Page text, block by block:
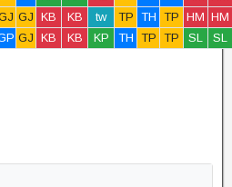
GJ KB KB tw TP TH TP HM HM
GJ KB KB KP TH TP TP SL SL